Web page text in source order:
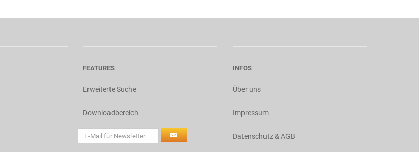
FEATURES
Erweiterte Suche
Downloadbereich
INFOS
Über uns
Impressum
Datenschutz & AGB